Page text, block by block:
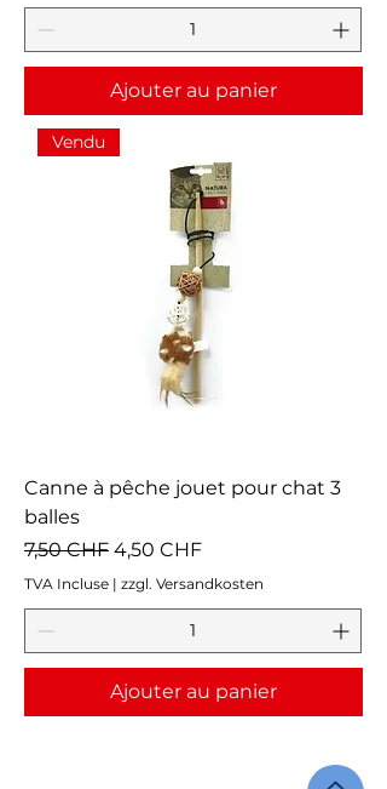
Ajouter au panier
Vendu
Canne à pêche jouet pour chat 3
balles
Prix original
7,50 CHF Prix promotionnel
4,50 CHF
TVA Incluse | zzgl. Versandkosten
Ajouter au panier